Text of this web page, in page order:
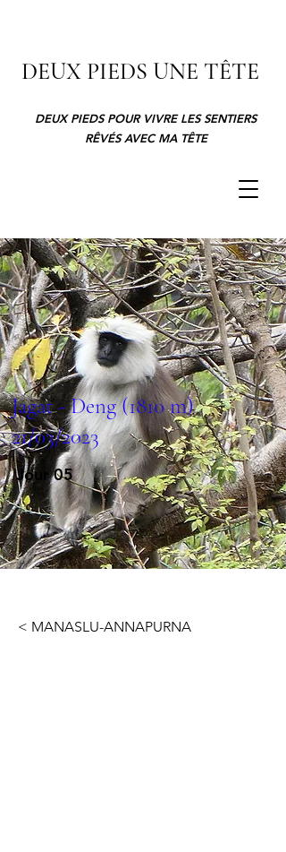
DEUX PIEDS UNE TÊTE
DEUX PIEDS POUR VIVRE LES SENTIERS
RÊVÉS AVEC MA TÊTE
Jagat - Deng (1810 m)
21/03/2023
Jour 05
< MANASLU-ANNAPURNA